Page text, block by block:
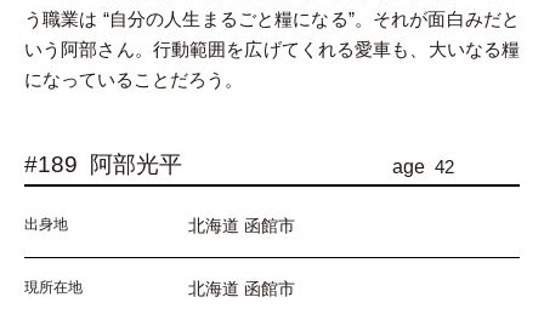
う職業は “自分の人生まるごと糧になる”。それが面白みだと
いう阿部さん。行動範囲を広げてくれる愛車も、大いなる糧
になっていることだろう。
#189 阿部光平 age 42
出身地 北海道 函館市
現所在地 北海道 函館市